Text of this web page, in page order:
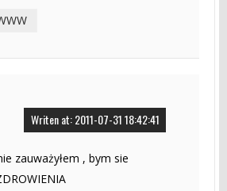
Writen at: 2011-07-31 18:42:41
zauważyłem , bym sie